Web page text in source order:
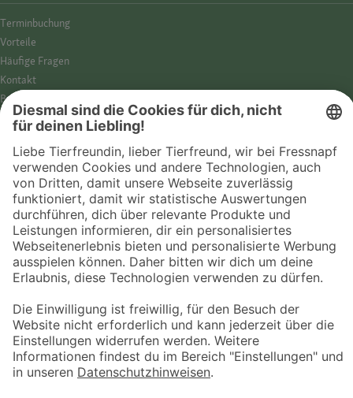
© 2026 Fressnapf Tiernahrungs GmbH
Westpreußenstraße 32-38
47809 Krefeld
Termin­buchung
Vorteile
Häufige Fragen
Kontakt
Barrierefreiheit
Impressum
Datenschutz­hinweise
Cookies
AGB
Entdecke Fressnapf
Tierversicherung
GPS-Tracker
Fressnapf Salon
Online-Shop